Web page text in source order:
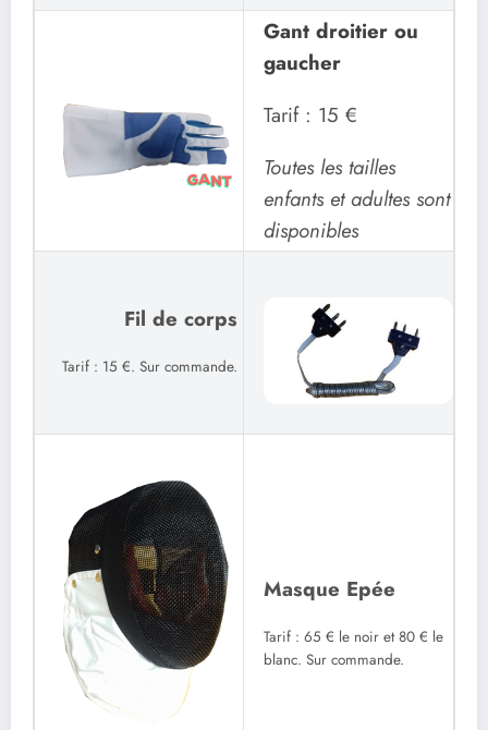
Gant droitier ou
gaucher
Tarif : 15 €
Toutes les tailles
enfants et adultes sont
disponibles
Fil de corps
Tarif : 15 €. Sur commande.
Masque Epée
Tarif : 65 € le noir et 80 € le
blanc. Sur commande.